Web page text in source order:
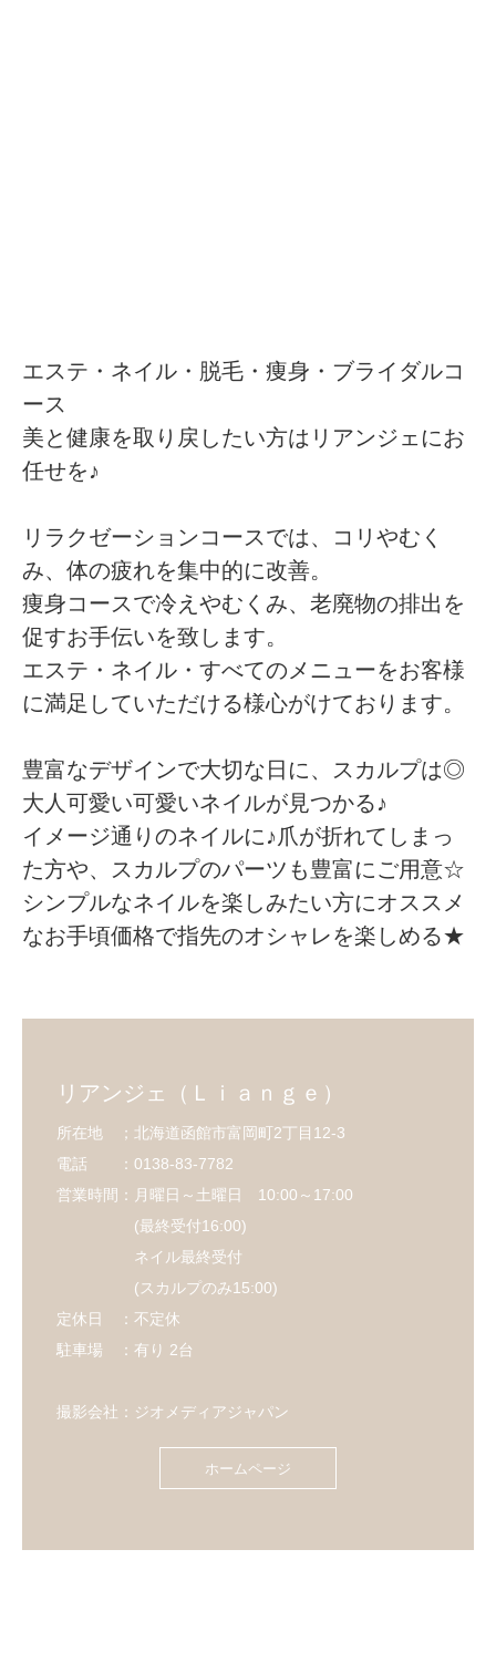
エステ・ネイル・脱毛・痩身・ブライダルコ
ース
美と健康を取り戻したい方はリアンジェにお
任せを♪
リラクゼーションコースでは、コリやむく
み、体の疲れを集中的に改善。
痩身コースで冷えやむくみ、老廃物の排出を
促すお手伝いを致します。
エステ・ネイル・すべてのメニューをお客様
に満足していただける様心がけております。
豊富なデザインで大切な日に、スカルプは◎
大人可愛い可愛いネイルが見つかる♪
イメージ通りのネイルに♪爪が折れてしまっ
た方や、スカルプのパーツも豊富にご用意☆
シンプルなネイルを楽しみたい方にオススメ
なお手頃価格で指先のオシャレを楽しめる★
リアンジェ（Ｌｉａｎｇｅ）
所在地 ；北海道函館市富岡町2丁目12-3
電話 ：0138-83-7782
営業時間：月曜日～土曜日 10:00～17:00
(最終受付16:00)
ネイル最終受付
(スカルプのみ15:00)
定休日 ：不定休
駐車場 ：有り 2台
撮影会社：ジオメディアジャパン
ホームページ